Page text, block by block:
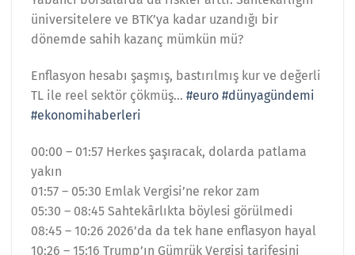
üniversitelere ve BTK’ya kadar uzandığı bir
dönemde sahih kazanç mümkün mü?
Enflasyon hesabı şaşmış, bastırılmış kur ve değerli
TL ile reel sektör çökmüş… #euro #dünyagündemi
#ekonomihaberleri
00:00 – 01:57 Herkes şaşıracak, dolarda patlama
yakın
01:57 – 05:30 Emlak Vergisi’ne rekor zam
05:30 – 08:45 Sahtekârlıkta böylesi görülmedi
08:45 – 10:26 2026’da da tek hane enflasyon hayal
10:26 – 15:16 Trump’ın Gümrük Vergisi tarifesini